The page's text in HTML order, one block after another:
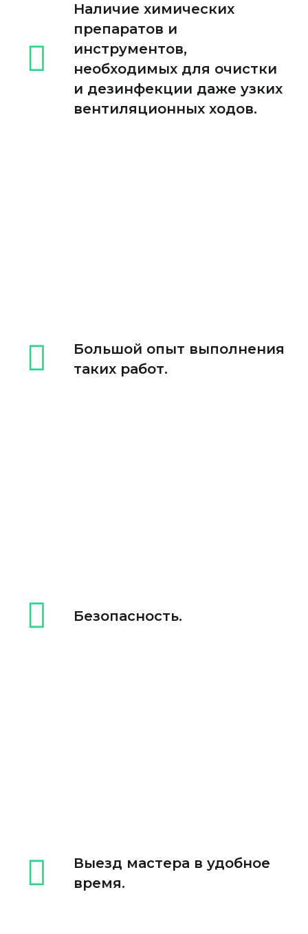
Наличие химических
препаратов и
инструментов,
необходимых для очистки
и дезинфекции даже узких
вентиляционных ходов.
Большой опыт выполнения
таких работ.
Безопасность.
Выезд мастера в удобное
время.